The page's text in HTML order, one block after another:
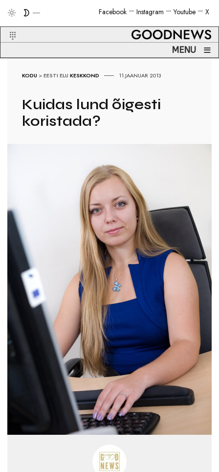
X
Youtube
Instagram
Facebook
MENU ≡
KODU >EESTI ELU KESKKOND 11.JAANUAR 2013
Kuidas lund õigesti
koristada?